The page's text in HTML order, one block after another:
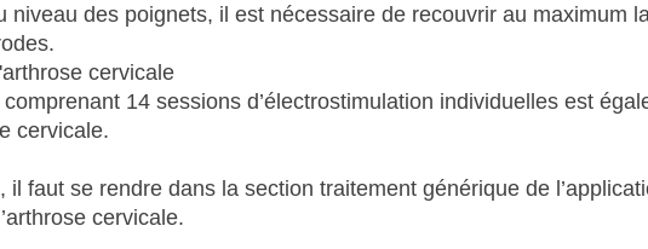
niveau des poignets, il est nécessaire de recouvrir au maximum
cervicale
14 sessions d’électrostimulation individuelles est
cervicale.
faut se rendre dans la section traitement générique de
cervicale.